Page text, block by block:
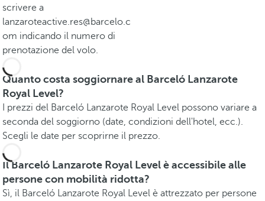
scrivere a
lanzaroteactive.res@barcelo.c
om indicando il numero di
prenotazione del volo.
Quanto costa soggiornare al Barceló Lanzarote
Royal Level?
I prezzi del Barceló Lanzarote Royal Level possono variare a
seconda del soggiorno (date, condizioni dell'hotel, ecc.).
Scegli le date per scoprirne il prezzo.
Il Barceló Lanzarote Royal Level è accessibile alle
persone con mobilità ridotta?
Sì, il Barceló Lanzarote Royal Level è attrezzato per persone